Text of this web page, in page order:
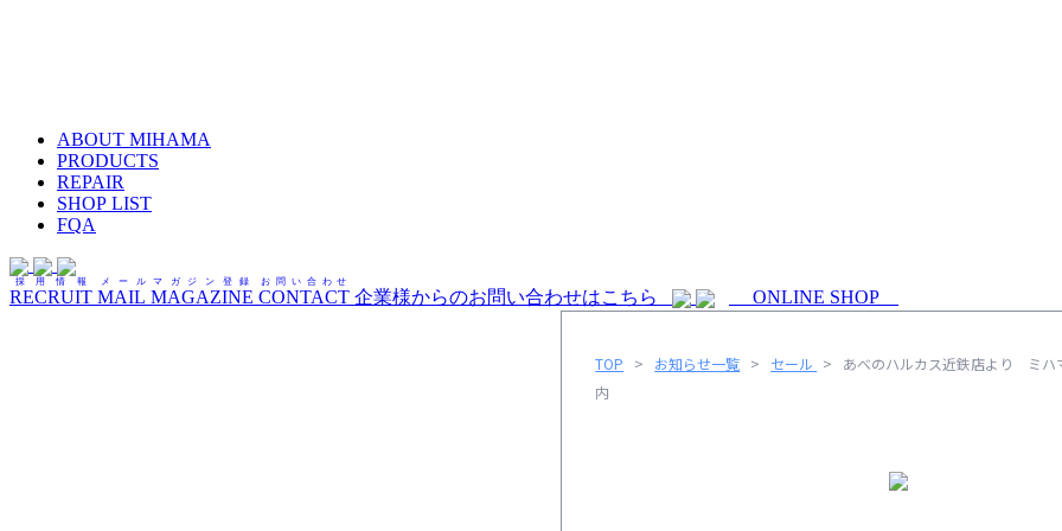
ABOUT MIHAMA
PRODUCTS
REPAIR
SHOP LIST
FQA
RECRUIT
採用情報
MAIL MAGAZINE
メールマガジン登録
CONTACT
お問い合わせ
企業様からのお問い合わせはこちら ONLINE SHOP
TOP > お知らせ一覧 > セール >
あべのハルカス近鉄店より ミハ
内